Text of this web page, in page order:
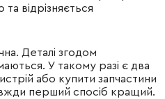
відрізняється
Деталі згодом
У такому разі є два
або купити запчастини
перший спосіб кращий.